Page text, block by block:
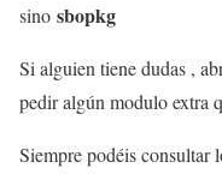
sino sbopkg
Si alguien tiene dudas ,
pedir algún modulo extra
Siempre podéis consultar